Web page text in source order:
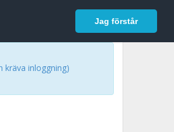
Jag förstår
Logga in
kräva inloggning)